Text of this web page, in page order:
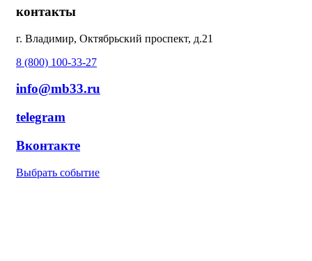
контакты
г. Владимир, Октябрьский проспект, д.21
8 (800) 100-33-27
info@mb33.ru
telegram
Вконтакте
Выбрать событие